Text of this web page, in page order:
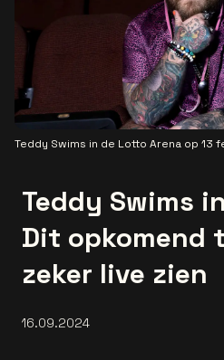
Teddy Swims in de Lotto Arena op 13
Teddy Swims
Dit opkomend
zeker live zien
16.09.2024